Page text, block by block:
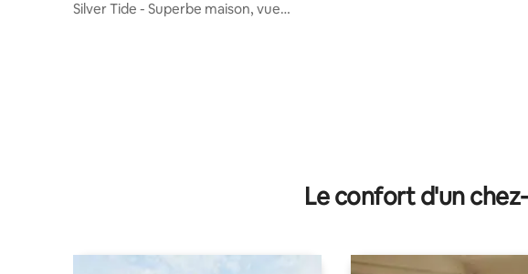
Silver Tide - Superbe maison, vue
Le confort d'un